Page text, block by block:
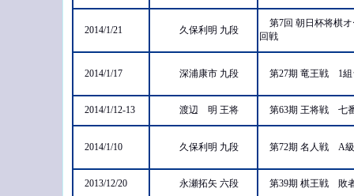
2014/1/21 久保利明 九段
第7回 朝日杯将棋
回戦
2014/1/17 深浦康市 九段 第27期 竜王戦 1
2014/1/12-13 渡辺 明 王将 第63期 王将戦 七
2014/1/10 久保利明 九段 第72期 名人戦 A
2013/12/20 永瀬拓矢 六段 第39期 棋王戦 敗